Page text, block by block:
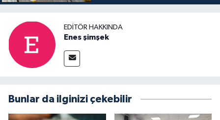
EDITÖR HAKKINDA
Enes şimşek
Bunlar da ilginizi çekebilir